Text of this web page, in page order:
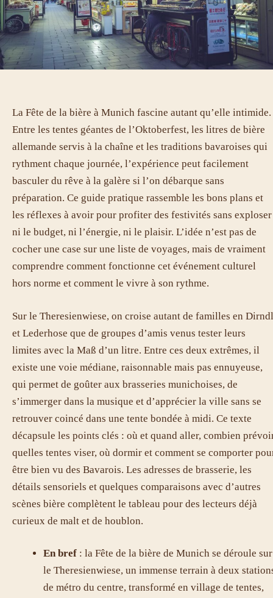
La Fête de la bière à Munich fascine autant qu’elle intimide.
Entre les tentes géantes de l’Oktoberfest, les litres de bière
allemande servis à la chaîne et les traditions bavaroises qui
rythment chaque journée, l’expérience peut facilement
basculer du rêve à la galère si l’on débarque sans
préparation. Ce guide pratique rassemble les bons plans et
les réflexes à avoir pour profiter des festivités sans exploser
ni le budget, ni l’énergie, ni le plaisir. L’idée n’est pas de
cocher une case sur une liste de voyages, mais de vraiment
comprendre comment fonctionne cet événement culturel
hors norme et comment le vivre à son rythme.
Sur le Theresienwiese, on croise autant de familles en Dirndl
et Lederhose que de groupes d’amis venus tester leurs
limites avec la Maß d’un litre. Entre ces deux extrêmes, il
existe une voie médiane, raisonnable mais pas ennuyeuse,
qui permet de goûter aux brasseries munichoises, de
s’immerger dans la musique et d’apprécier la ville sans se
retrouver coincé dans une tente bondée à midi. Ce texte
décapsule les points clés : où et quand aller, combien
quelles tentes viser, où dormir et comment se comporter
être bien vu des Bavarois. Les adresses de brasserie, les
détails sensoriels et quelques comparaisons avec d’autres
scènes bière complètent le tableau pour des lecteurs déjà
curieux de malt et de houblon.
En bref : la Fête de la bière de Munich se déroule sur
le Theresienwiese, un immense terrain à deux
de métro du centre, transformé en village de tentes,